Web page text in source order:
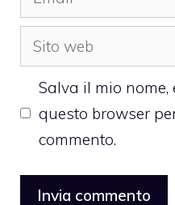
Sito
web
Salva il mio
questo browser
commento.